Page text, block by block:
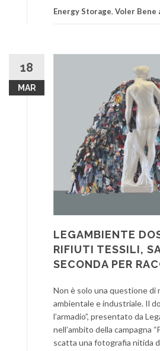
Energy Storage, Voler Bene
18
MAR
LEGAMBIENTE
RIFIUTI TESSILI,
SECONDA PER
Non è solo una questione di
ambientale e industriale. Il
l’armadio”, presentato da
nell’ambito della campagna
scatta una fotografia nitida